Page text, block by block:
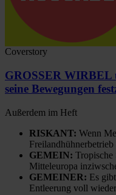
Coverstory
GROSSER WIRBEL
seine Bewegungen
Außerdem im Heft
RISKANT: Wenn
Freilandhühnerbetrieb
GEMEIN: Tropische
Mitteleuropa
GEMEINER: Es
Entleerung voll